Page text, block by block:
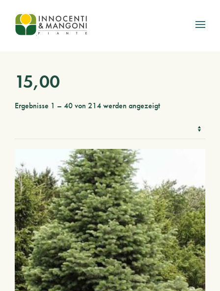
Skip to main content
15,00
Ergebnisse 1 – 40 von 214 werden angezeigt